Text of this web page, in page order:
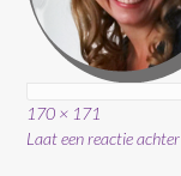
Volledige
grootte
170 × 171
Laat een reactie achter